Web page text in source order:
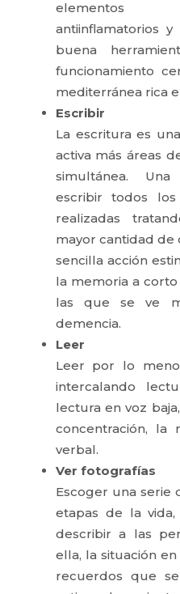
elementos
antiinflamatorios
buena
funcionamiento
mediterránea rica
Escribir
La escritura es
activa más áreas
simultánea.
escribir todos
realizadas
mayor cantidad de
sencilla acción
la memoria a
las que se ve
demencia.
Leer
Leer por lo
intercalando
lectura en voz
concentración, la
verbal.
Ver fotografías
Escoger una serie
etapas de la
describir a las
ella, la situación
recuerdos que